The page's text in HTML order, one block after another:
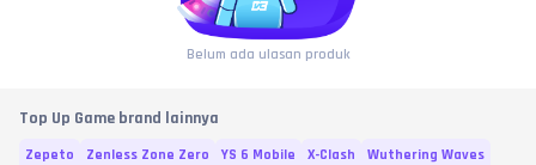
Belum ada ulasan produk
Top Up Game brand lainnya
Zepeto Zenless Zone Zero YS 6 Mobile X-Clash
Wuthering Waves